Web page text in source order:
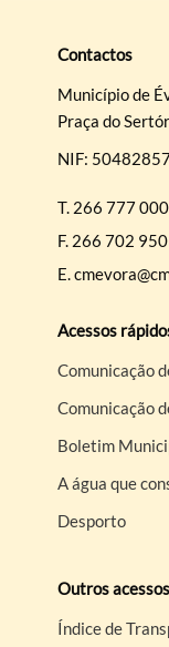
Contactos
Município de
Praça do
NIF:
T. 266 777 000
F. 266 702 950
E.
Acessos
Comunicação
Comunicação
Boletim
A água que
Desporto
Outros acessos
Índice de